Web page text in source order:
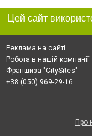
Реклама на сайті
Робота в нашій компанії
Франшиза "CitySites"
+38 (050) 969-29-16
Про